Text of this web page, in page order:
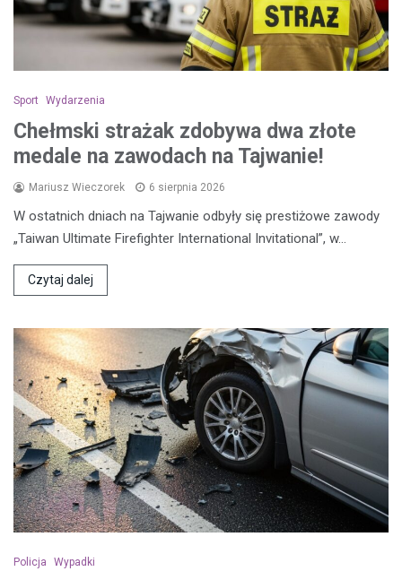
Sport Wydarzenia
Chełmski strażak zdobywa dwa złote
medale na zawodach na Tajwanie!
Mariusz Wieczorek 6 sierpnia 2026
W ostatnich dniach na Tajwanie odbyły się prestiżowe zawody
„Taiwan Ultimate Firefighter International Invitational”, w…
Czytaj dalej
Policja Wypadki